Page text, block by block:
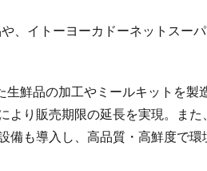
、イトーヨーカドーネットスー
生鮮品の加工やミールキットを製
より販売期限の延長を実現。また
備も導入し、高品質・高鮮度で環